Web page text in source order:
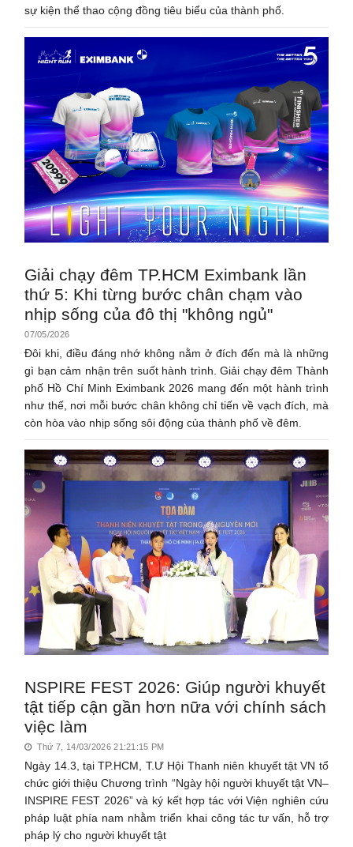
sự kiện thể thao cộng đồng tiêu biểu của thành phố.
Giải chạy đêm TP.HCM Eximbank lần
thứ 5: Khi từng bước chân chạm vào
nhịp sống của đô thị "không ngủ"
07/05/2026
Đôi khi, điều đáng nhớ không nằm ở đích đến mà là những
gì bạn cảm nhận trên suốt hành trình. Giải chạy đêm Thành
phố Hồ Chí Minh Eximbank 2026 mang đến một hành trình
như thế, nơi mỗi bước chân không chỉ tiến về vạch đích, mà
còn hòa vào nhịp sống sôi động của thành phố về đêm.
NSPIRE FEST 2026: Giúp người khuyết
tật tiếp cận gần hơn nữa với chính sách
việc làm
Thứ 7, 14/03/2026 21:21:15 PM
Ngày 14.3, tại TP.HCM, T.Ư Hội Thanh niên khuyết tật VN tổ
chức giới thiệu Chương trình “Ngày hội người khuyết tật VN–
INSPIRE FEST 2026” và ký kết hợp tác với Viện nghiên cứu
pháp luật phía nam nhằm triển khai công tác tư vấn, hỗ trợ
pháp lý cho người khuyết tật